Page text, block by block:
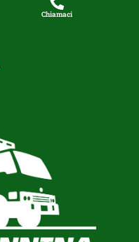
Chiamaci